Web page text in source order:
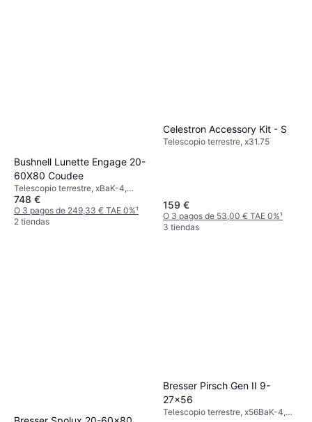
Bushnell Lunette Engage 20-
60X80 Coudee
Telescopio terrestre, xBaK-4,
Totalmente Multicapa
748 €
O 3 pagos de 249,33 € TAE 0%¹
2 tiendas
Celestron Accessory Kit - S
Telescopio terrestre, x31.75
159 €
O 3 pagos de 53,00 € TAE 0%¹
3 tiendas
Bresser Pirsch Gen II 9-
27x56
Telescopio terrestre, x56BaK-4,